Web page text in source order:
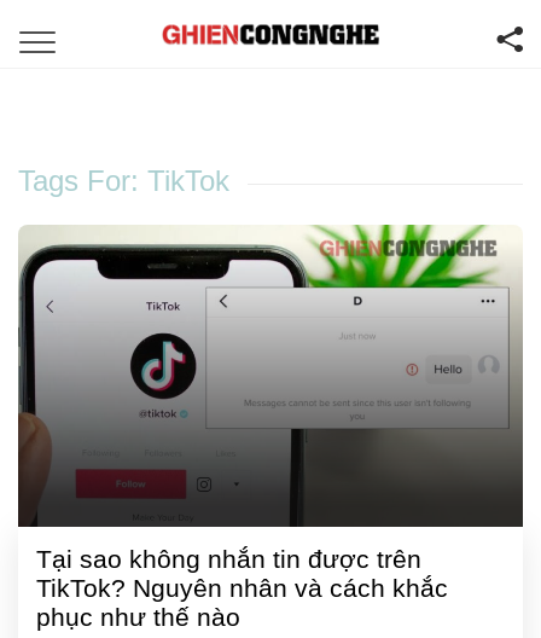
Tags For: TikTok
Tại sao không nhắn tin được trên
TikTok? Nguyên nhân và cách khắc
phục như thế nào